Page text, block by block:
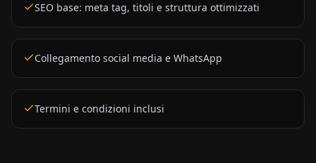
SEO base: meta tag, titoli e struttura ottimizzati
Collegamento social media e WhatsApp
Termini e condizioni inclusi